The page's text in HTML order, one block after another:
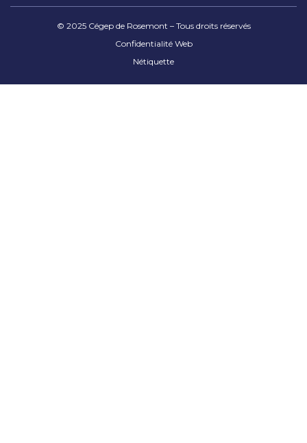
© 2025 Cégep de Rosemont – Tous droits réservés
Confidentialité Web
Nétiquette